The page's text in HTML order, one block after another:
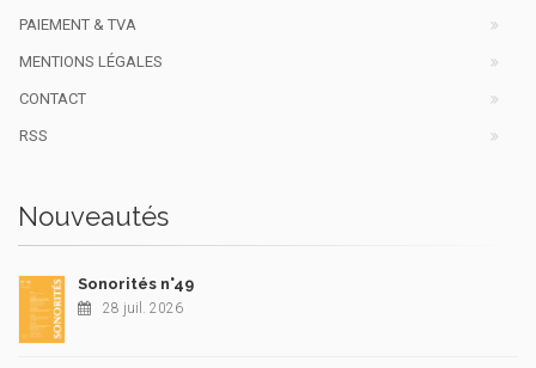
PAIEMENT & TVA
MENTIONS LÉGALES
CONTACT
RSS
Nouveautés
Sonorités n°49
28 juil. 2026